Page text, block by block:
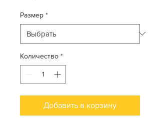
Размер *
Количество *
Добавить в корзину